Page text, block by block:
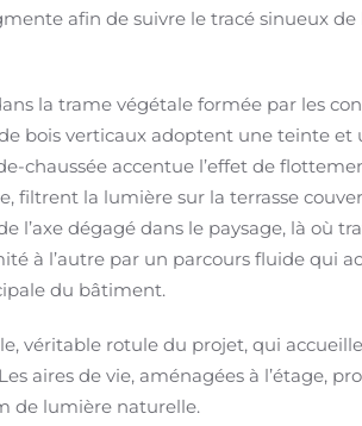
afin de suivre le tracé sinueux
la trame végétale formée par les
bois verticaux adoptent une teinte et
chaussée accentue l’effet de
filtrent la lumière sur la terrasse
l’axe dégagé dans le paysage, là où
à l’autre par un parcours fluide qui
du bâtiment.
rotule du projet, qui accueille
aires de vie, aménagées à l’étage,
de lumière naturelle.